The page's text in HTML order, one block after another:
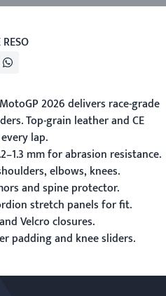
2026delivers race-grade
Top-grain leather and CE
lap.
mm for abrasion resistance.
elbows, knees.
and spine protector.
stretch panels for fit.
Velcro closures.
padding and knee sliders.